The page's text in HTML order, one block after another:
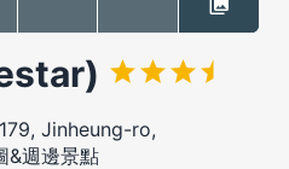
Jinheung-ro,
&週邊景點